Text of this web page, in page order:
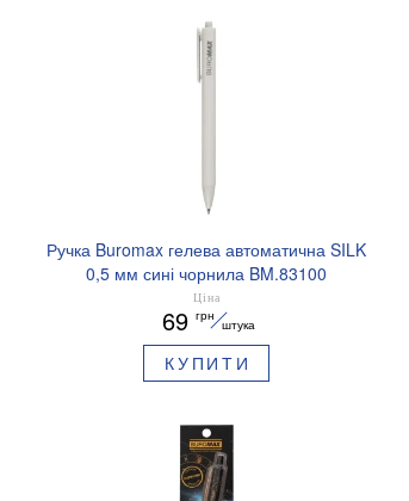
Ручка Buromax гелева автоматична SILK
0,5 мм сині чорнила BM.83100
Ціна
69 грн
штука
КУПИТИ